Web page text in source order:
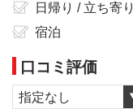
日帰り / 立ち寄り
宿泊
口コミ評価
指定なし